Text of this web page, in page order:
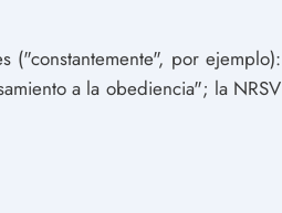
("constantemente", por ejemplo):
a la obediencia"; la NRSV